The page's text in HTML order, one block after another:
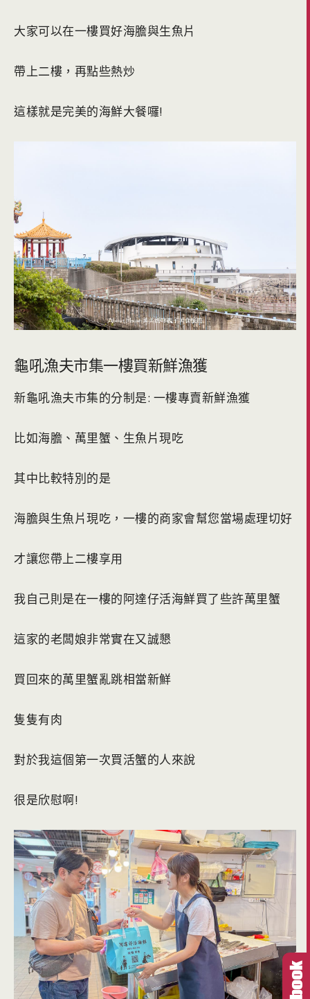
大家可以在一樓買好海膽與生魚片
帶上二樓，再點些熱炒
這樣就是完美的海鮮大餐囉!
龜吼漁夫市集一樓買新鮮漁獲
新龜吼漁夫市集的分制是: 一樓專賣新鮮漁獲
比如海膽、萬里蟹、生魚片現吃
其中比較特別的是
海膽與生魚片現吃，一樓的商家會幫您當場處理切好
才讓您帶上二樓享用
我自己則是在一樓的阿達仔活海鮮買了些許萬里蟹
這家的老闆娘非常實在又誠懇
買回來的萬里蟹亂跳相當新鮮
隻隻有肉
對於我這個第一次買活蟹的人來說
很是欣慰啊!